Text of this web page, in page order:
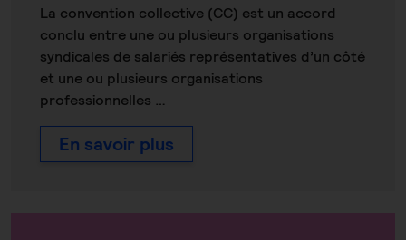
La convention collective (CC) est un accord
conclu entre une ou plusieurs organisations
syndicales de salariés représentatives d’un côté
et une ou plusieurs organisations
professionnelles …
En savoir plus